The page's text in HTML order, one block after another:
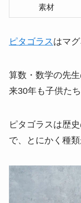
素材
ピタゴラス はマ
算数・数学の先
来30年も子供た
ピタゴラスは歴
で、とにかく種類